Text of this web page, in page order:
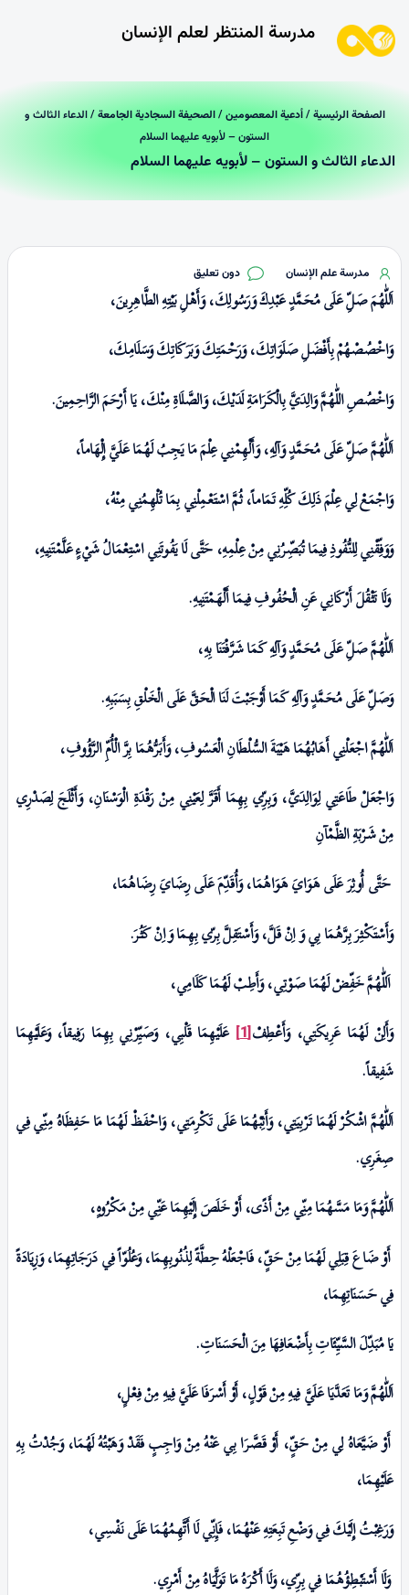
مدرسة المنتظر لعلم الإنسان
الصفحة الرئیسیة/أدعية المعصومين/الصحيفة السجادية الجامعة/ الدعاء الثالث و
الستون – لأبويه عليهما السلام
الدعاء الثالث و الستون – لأبويه عليهما السلام
مدرسة علم الإنسان دون تعليق
اَللّٰهُمَ صَلِّ عَلَی مُحَمَّدٍ عَبْدِكَ وَرَسُولِكَ، وَأَهْلِ بَيْتِهِ الطَّاهِرِينَ،
وَاخْصُصْهُمْ بِأَفْضَلِ صَلَوَاتِكَ، وَرَحْمَتِكَ وَبَرَكَاتِكَ وَسَلَامِكَ،
وَاخْصُصِ اللّٰهُمَّ وَالِدَيَّ بِالْكَرَامَةِ لَدَيْكَ، وَالصَّلَاةِ مِنْكَ، یَا أَرْحَمَ الرَّاحِمِینَ.
اَللّٰهُمَّ صَلِّ عَلَی مُحَمَّدٍ وَآلِهِ، وَأَلْهِمْنِي عِلْمَ مَا يَجِبُ لَهُمَا عَلَيَّ إِلْهَاماً،
وَاجْمَعْ لِي عِلْمَ ذَلِكَ كُلِّهِ تَمَاماً، ثُمَّ اسْتَعْمِلْنِي بِمَا تُلْهِمُنِي مِنْهُ،
وَوَفِّقْنِي لِلنُّفُوذِ فِيمَا تُبَصِّرُنِي مِنْ عِلْمِهِ، حَتَّى لَا يَفُوتَنِي اسْتِعْمَالُ شَيْ‏ءٍ عَلَّمْتَنِيهِ،
وَلَا تَثْقُلَ أَرْكَانِي عَنِ الْحُفُوفِ فِيمَا أَلْهَمْتَنِيهِ.
اَللّٰهُمَّ صَلِّ عَلَی مُحَمَّدٍ وَآلِهِ كَمَا شَـرَّفْتَنَا بِهِ،
وَصَلِّ عَلَی مُحَمَّدٍ وَآلِهِ كَمَا أَوْجَبْتَ لَنَا الْحَقَّ عَلَی الْخَلْقِ بِسَبَبِهِ.
اَللّٰهُمَّ اجْعَلْنِي أَهَابُهُمَا هَيْبَةَ السُّلْطَانِ الْعَسُوفِ، وَأَبَرُّهُمَا بِرَّ الْأُمِّ الرَّؤُوفِ،
وَاجْعَلْ طَاعَتِي لِوَالِدَيَّ، وَبِرِّي بِهِمَا أَقَرَّ لِعَيْنِي مِنْ رَقْدَةِ الْوَسْنَانِ، وَأَثْلَجَ لِصَدْرِي
مِنْ شَـرْبَةِ الظَّمْآنِ
حَتَّى أُوثِرَ عَلَی هَوَايَ هَوَاهُمَا، وَأُقَدِّمَ عَلَی رِضَايَ رِضَاهُمَا،
وَأَسْتَكْثِـرَ بِرَّهُمَا بِي وَ اِنْ قَلَّ، وَأَسْتَقِلَّ بِرّي بِهِمَا وَاِنْ كَثُـرَ.
اَللّٰهُمَّ خَفِّضْ لَهُمَا صَوْتِي، وَأَطِبْ لَهُمَا كَلَامِي،
وَأَلِنْ لَهُمَا عَرِيكَتِي، وَأَعْطِفْ[1]
عَلَيْهِمَا قَلْبِي، وَصَیِّرْنِي بِهِمَا رَفِيقاً، وَعَلَيْهِمَا
شَفِيقاً.
اَللّٰهُمَّ اشْكُرْ لَهُمَا تَرْبِيَتِي، وَأَثِبْهُمَا عَلَی تَكْرِمَتِي، وَاحْفَظْ لَهُمَا مَا حَفِظَاهُ مِنِّي فِي
صِغَرِي.
اَللّٰهُمَّ وَمَا مَسَّهُمَا مِنِّي مِنْ أَذًى، أَوْ خَلَصَ إِلَيْهِمَا عَنِّي مِنْ مَكْرُوهٍ،
أَوْ ضَاعَ قِبَلِي لَهُمَا مِنْ حَقٍّ، فَاجْعَلْهُ حِطَّةً لِذُنُوبِهِمَا،وَعُلُوّاً فِي دَرَجَاتِهِمَا، وَزِيَادَةً
فِي حَسَنَاتِهِمَا،
یَا مُبَدِّلَ السَّيِّئَاتِ بِأَضْعَافِهَا مِنَ الْحَسَنَاتِ.
اَللّٰهُمَّ وَمَا تَعَدَّيَا عَلَيَّ فِيهِ مِنْ قَوْلٍ، أَوْ أَسْـرَفَا عَلَيَّ فِيهِ مِنْ فِعْلٍ،
أَوْ ضَيَّعَاهُ لِي مِنْ حَقٍّ، أَوْ قَصَّـرَا بِي عَنْهُ مِنْ وَاجِبٍ فَقَدْ وَهَبْتُهُ لَهُمَا، وَجُدْتُ بِهِ
عَلَيْهِمَا،
وَرَغِبْتُ إِلَيْكَ فِي وَضْعِ تَبِعَتِهِ عَنْهُمَا، فَإِنِّي لَا أَتَّهِمُهُمَا عَلَی نَفْسِي،
وَلَا أَسْتَبْطِؤُهُمَا فِي بِرِّي، وَلَا أَكْرَەُ مَا تَوَلَّيَاهُ مِنْ أَمْرِي.